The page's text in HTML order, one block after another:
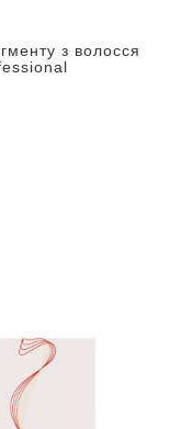
з волосся